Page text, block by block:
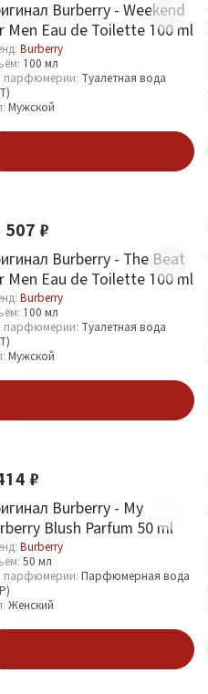
Burberry - Weekend
Men Eau de Toilette 100 ml
Burberry
100 мл
парфюмерии: Туалетная вода
Мужской
507 ₽
Burberry - The Beat
Men Eau de Toilette 100 ml
Burberry
100 мл
парфюмерии: Туалетная вода
Мужской
₽
Burberry - My
Blush Parfum 50 ml
Burberry
50 мл
парфюмерии: Парфюмерная вода
Женский